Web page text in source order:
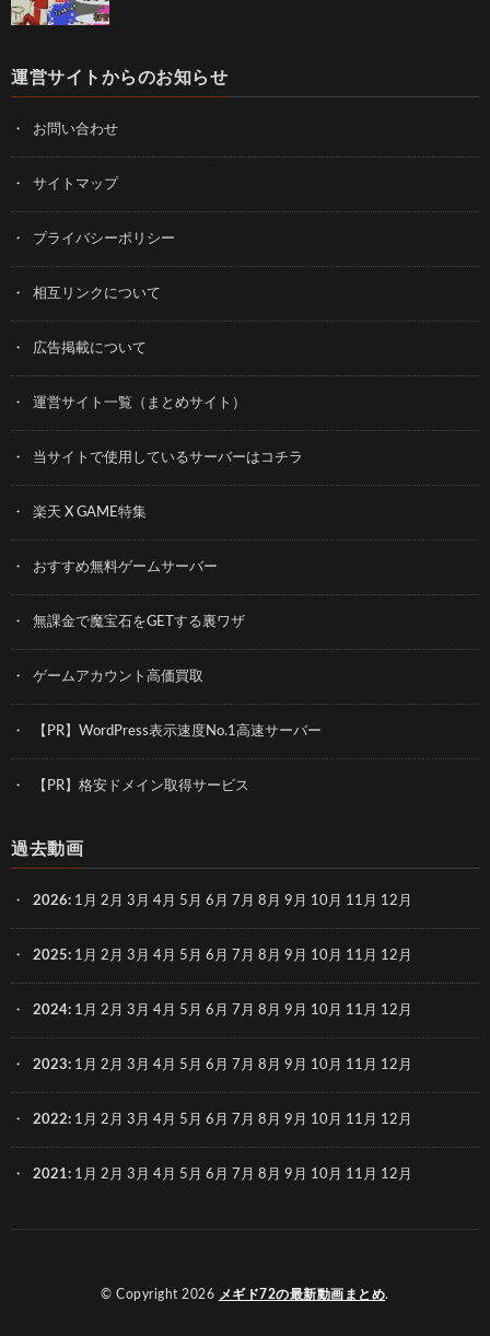
運営サイトからのお知らせ
お問い合わせ
サイトマップ
プライバシーポリシー
相互リンクについて
広告掲載について
運営サイト一覧（まとめサイト）
当サイトで使用しているサーバーはコチラ
楽天 X GAME特集
おすすめ無料ゲームサーバー
無課金で魔宝石をGETする裏ワザ
ゲームアカウント高価買取
【PR】WordPress表示速度No.1高速サーバー
【PR】格安ドメイン取得サービス
過去動画
2026: 1月 2月 3月 4月 5月 6月 7月 8月 9月 10月 11月 12月
2025: 1月 2月 3月 4月 5月 6月 7月 8月 9月 10月 11月 12月
2024: 1月 2月 3月 4月 5月 6月 7月 8月 9月 10月 11月 12月
2023: 1月 2月 3月 4月 5月 6月 7月 8月 9月 10月 11月 12月
2022: 1月 2月 3月 4月 5月 6月 7月 8月 9月 10月 11月 12月
2021: 1月 2月 3月 4月 5月 6月 7月 8月 9月 10月 11月 12月
© Copyright 2026 メギド72の最新動画まとめ.